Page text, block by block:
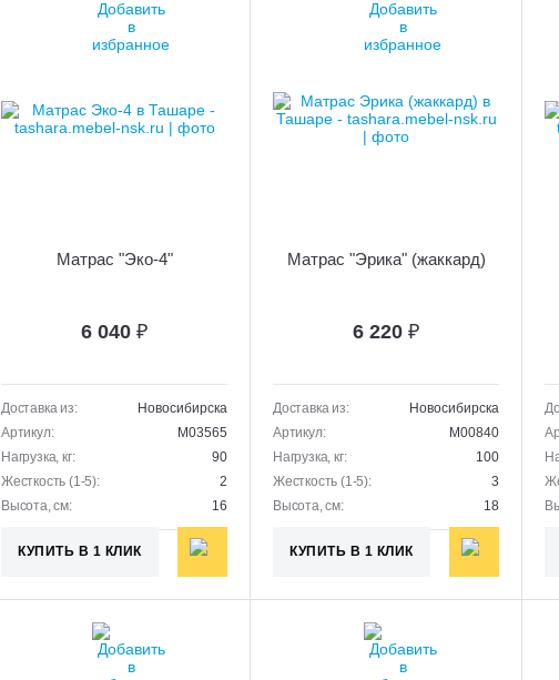
Матрас "Эко-4"
6 040 ₽
Доставка из:
Новосибирска
Артикул:
M03565
Нагрузка, кг:
90
Жесткость (1-5):
2
Высота, см:
16
КУПИТЬ В 1 КЛИК
Матрас "Эрика" (жаккард)
6 220 ₽
Доставка из:
Новосибирска
Артикул:
M00840
Нагрузка, кг:
100
Жесткость (1-5):
3
Высота, см:
18
КУПИТЬ В 1 КЛИК